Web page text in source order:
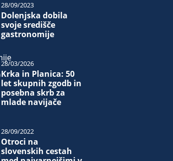
Dolenjska dobila
svoje središče
gastronomije
28/09/2023
Krka in Planica: 50
let skupnih zgodb in
posebna skrb za
mlade navijače
28/03/2026
Otroci na
slovenskih cestah
28/09/2022